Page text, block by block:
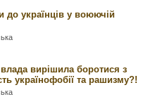
до українців у воюючій
вирішила боротися з
українофобії та рашизму?!